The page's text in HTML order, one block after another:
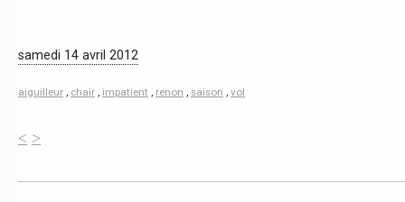
samedi 14 avril 2012
aiguilleur , chair , impatient , renon , saison , vol
< >